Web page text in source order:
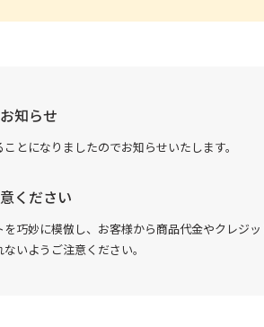
知らせ
とになりましたのでお知らせいたします。
ください
を巧妙に模倣し、お客様から商品代金やクレジ
いようご注意ください。